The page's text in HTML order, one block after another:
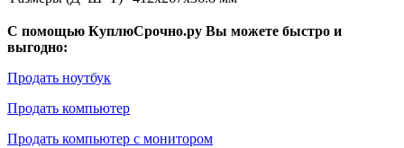
С помощью КуплюСрочно.ру Вы можете быстро и
выгодно:
Продать ноутбук
Продать компьютер
Продать компьютер с монитором